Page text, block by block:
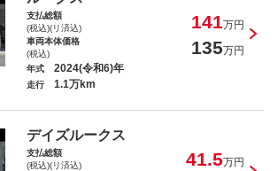
支払総額
(税込)(リ済込)
141万円
車両本体価格
(税込)
135万円
年式 2024(令和6)年
走行 1.1万km
デイズルークス
支払総額
(税込)(リ済込)
41.5万円